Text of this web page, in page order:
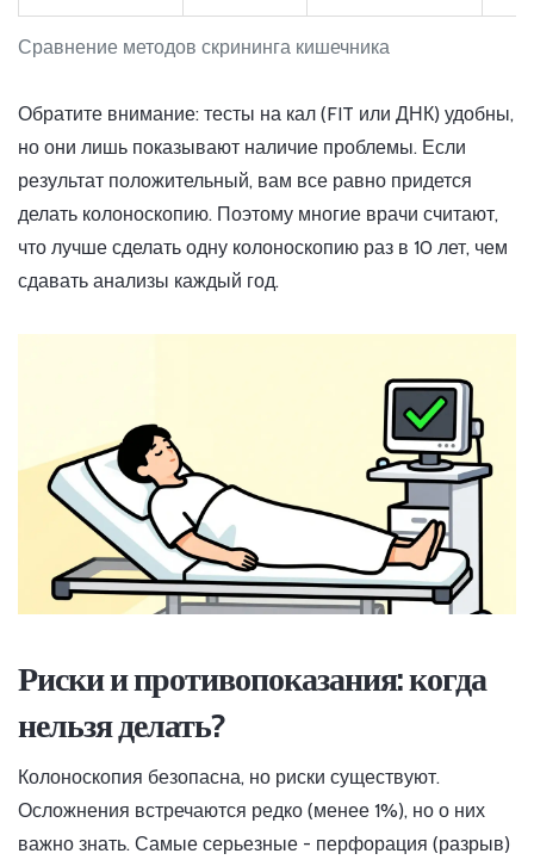
Сравнение методов скрининга кишечника
Обратите внимание: тесты на кал (FIT или ДНК) удобны,
но они лишь показывают наличие проблемы. Если
результат положительный, вам все равно придется
делать колоноскопию. Поэтому многие врачи считают,
что лучше сделать одну колоноскопию раз в 10 лет, чем
сдавать анализы каждый год.
Риски и противопоказания: когда
нельзя делать?
Колоноскопия безопасна, но риски существуют.
Осложнения встречаются редко (менее 1%), но о них
важно знать. Самые серьезные - перфорация (разрыв)